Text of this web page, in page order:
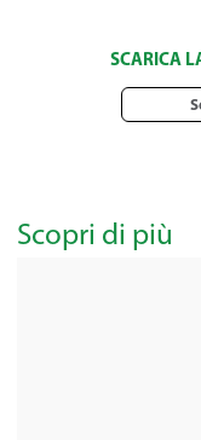
SCARICA
Scopri di più